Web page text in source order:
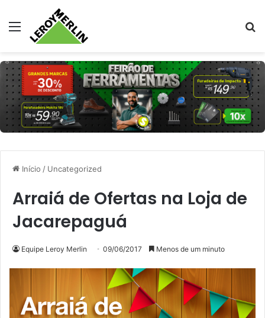
Menu
Início / Uncategorized
Arraiá de Ofertas na Loja de
Jacarepaguá
Equipe Leroy Merlin 09/06/2017 Menos de um minuto